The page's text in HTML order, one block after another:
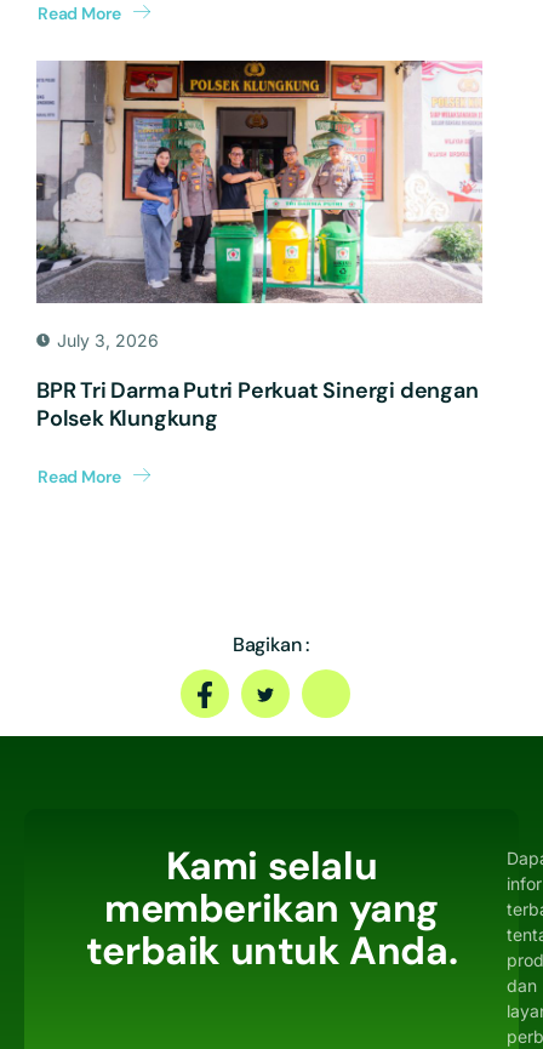
Read More
July 3, 2026
BPR Tri Darma Putri Perkuat Sinergi dengan
Polsek Klungkung
Read More
Bagikan :
Kami selalu
memberikan yang
terbaik untuk Anda.
dan